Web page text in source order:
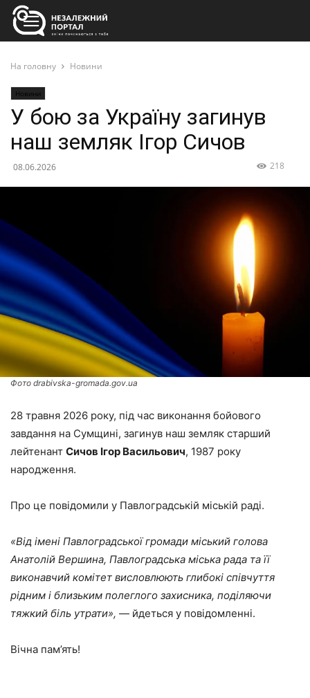
На головну Новини
Новини
У бою за Україну загинув
наш земляк Ігор Сичов
08.06.2026 218
Фото drabivska-gromada.gov.ua
28 травня 2026 року, під час виконання бойового
завдання на Сумщині, загинув наш земляк старший
лейтенант Сичов Ігор Васильович, 1987 року
народження.
Про це повідомили у Павлоградській міській раді.
«Від імені Павлоградської громади міський голова
Анатолій Вершина, Павлоградська міська рада та її
виконавчий комітет висловлюють глибокі співчуття
рідним і близьким полеглого захисника, поділяючи
тяжкий біль утрати», — йдеться у повідомленні.
Вічна пам’ять!